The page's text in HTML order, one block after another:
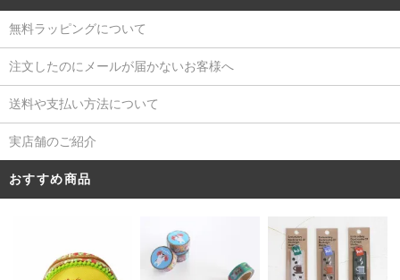
無料ラッピングについて
注文したのにメールが届かないお客様へ
送料や支払い方法について
実店舗のご紹介
おすすめ商品